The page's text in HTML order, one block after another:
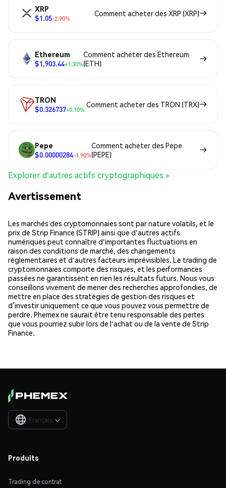
XRP
$1.05-2.90%
Comment acheter des XRP (XRP)
Ethereum
$1,903.44+1.30%
Comment acheter des Ethereum
(ETH)
TRON
$0.326737+0.10%
Comment acheter des TRON (TRX)
Pepe
$0.00000284-1.90%
Comment acheter des Pepe
(PEPE)
Explorer d'autres actifs cryptographiques >
Avertissement
Les marchés des cryptomonnaies sont par nature volatils, et le
prix de Strip Finance (STRIP) ainsi que d'autres actifs
numériques peut connaître d'importantes fluctuations en
raison des conditions de marché, des changements
réglementaires et d'autres facteurs imprévisibles. Le trading de
cryptomonnaies comporte des risques, et les performances
passées ne garantissent en rien les résultats futurs. Nous vous
conseillons vivement de mener des recherches approfondies, de
mettre en place des stratégies de gestion des risques et
d’investir uniquement ce que vous pouvez vous permettre de
perdre. Phemex ne saurait être tenu responsable des pertes
que vous pourriez subir lors de l'achat ou de la vente de Strip
Finance.
Français 
Produits
Trading de contrat